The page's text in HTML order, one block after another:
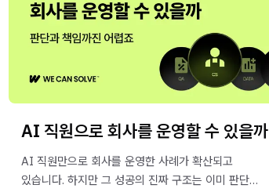
AI 직원으로 회사를 운영할 수 있을까
AI 직원만으로 회사를 운영한 사례가 확산되고
있습니다. 하지만 그 성공의 진짜 구조는 이미 판단